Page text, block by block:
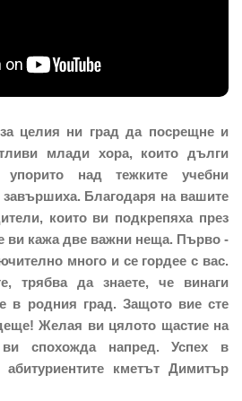
целия ни град да посрещне и
млади хора, които дълги
над тежките учебни
Благодаря на вашите
които ви подкрепяха през
ви кажа две важни неща. Първо -
много и се гордее с вас.
трябва да знаете, че винаги
в родния град. Защото вие сте
Желая ви цялото щастие на
спохожда напред. Успех в
кметът Димитър